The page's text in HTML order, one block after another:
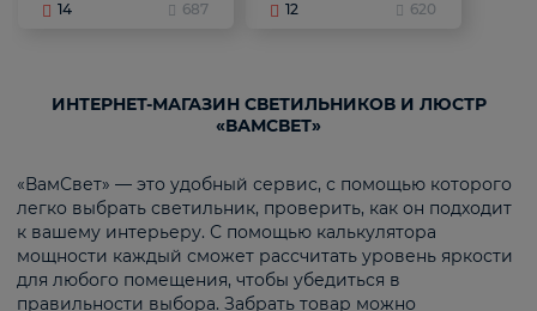
14 687 12 620
ИНТЕРНЕТ-МАГАЗИН СВЕТИЛЬНИКОВ И ЛЮСТР
«ВАМСВЕТ»
«ВамСвет» — это удобный сервис, с помощью которого
легко выбрать светильник, проверить, как он подходит
к вашему интерьеру. С помощью калькулятора
мощности каждый сможет рассчитать уровень яркости
для любого помещения, чтобы убедиться в
правильности выбора. Забрать товар можно